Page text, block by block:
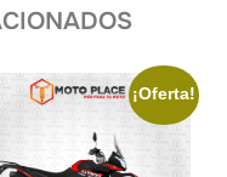
¡Oferta!